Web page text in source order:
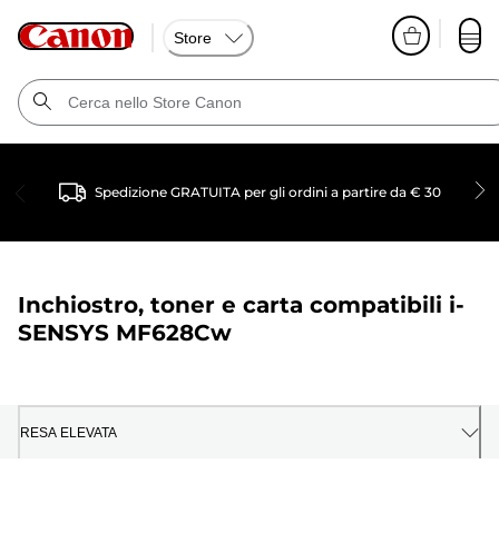
Store
Spedizione GRATUITA per gli ordini a partire da € 30
Inchiostro, toner e carta compatibili i-
SENSYS MF628Cw
RESA ELEVATA